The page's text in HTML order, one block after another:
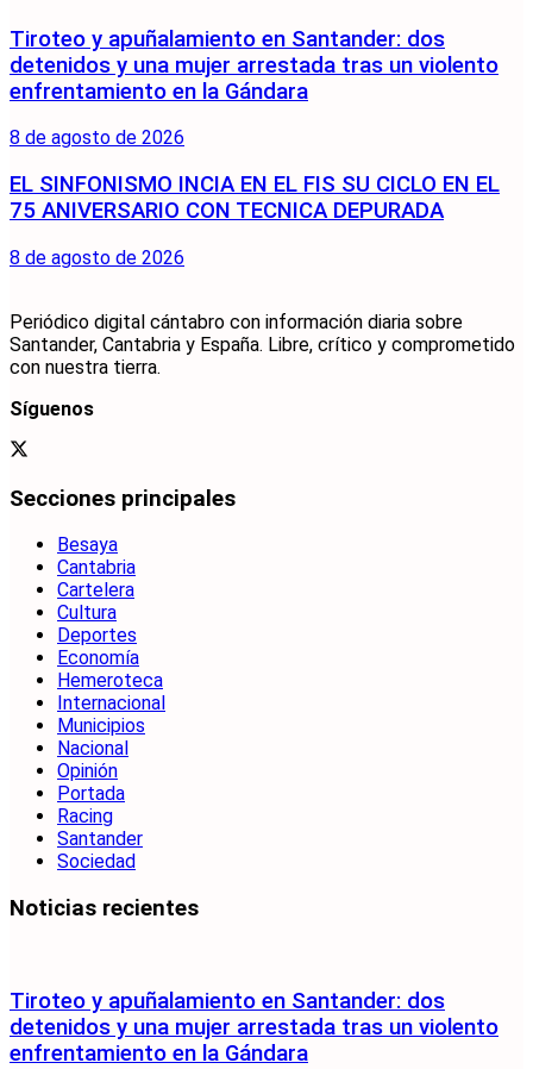
Tiroteo y apuñalamiento en Santander: dos
detenidos y una mujer arrestada tras un violento
enfrentamiento en la Gándara
8 de agosto de 2026
EL SINFONISMO INCIA EN EL FIS SU CICLO EN EL
75 ANIVERSARIO CON TECNICA DEPURADA
8 de agosto de 2026
Periódico digital cántabro con información diaria sobre
Santander, Cantabria y España. Libre, crítico y comprometido
con nuestra tierra.
Síguenos
Secciones principales
Besaya
Cantabria
Cartelera
Cultura
Deportes
Economía
Hemeroteca
Internacional
Municipios
Nacional
Opinión
Portada
Racing
Santander
Sociedad
Noticias recientes
Tiroteo y apuñalamiento en Santander: dos
detenidos y una mujer arrestada tras un violento
enfrentamiento en la Gándara